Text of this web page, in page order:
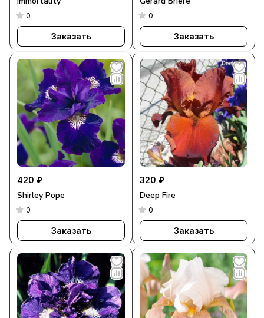
0
Заказать
0
Заказать
420 ₽
Shirley Pope
0
Заказать
320 ₽
Deep Fire
0
Заказать